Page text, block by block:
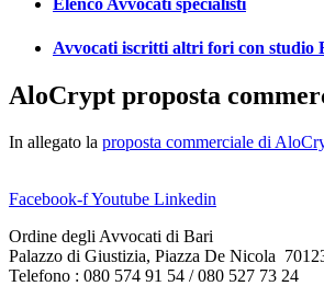
Elenco Avvocati specialisti
Avvocati iscritti altri fori con studio
AloCrypt proposta
In allegato la proposta commerciale di
Facebook-fYoutube Linkedin
Ordine degli Avvocati di Bari
Palazzo di Giustizia, Piazza De Nicola
Telefono : 080 574 91 54 / 080 527 73 24